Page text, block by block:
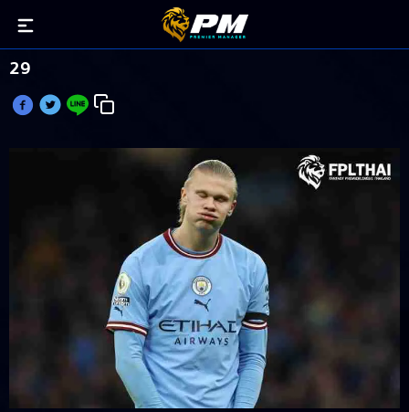
งานเข้า! ฮาลันด์ ถอนทีมชาติ ส่อชวดตะบันหงส์แดงวีก
29